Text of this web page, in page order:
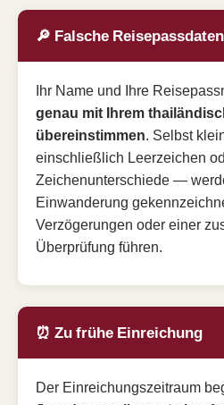
🔎 Falsche Reisepassdaten
Ihr Name und Ihre
genau mit Ihrem
übereinstimmen. Selbst
einschließlich Leerzeichen
Zeichenunterschiede —
Einwanderung
Verzögerungen oder einer
Überprüfung führen.
⏰ Zu frühe Einreichung
Der Einreichungszeitraum